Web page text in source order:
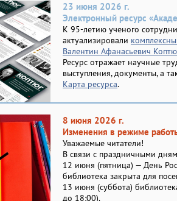
23 июня 2026 г.
Электронный ресурс
К 95-летию ученого
актуализировали
Валентин Афанасьевич
Ресурс отражает научные
выступления, документы, а
Карта ресурса.
8 июня 2026 г.
Изменения в режиме
Уважаемые читатели!
В связи с праздничными
12 июня (пятница) — День
библиотека закрыта для
13 июня (суббота)
до 18:00).